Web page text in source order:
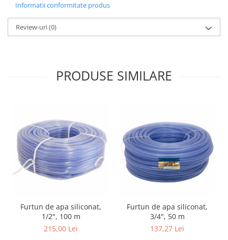
Corturi, Prelate si plase de
umbrire
Lopeti zapada
Zdrobitoare electrice
Masini de cusut si accesorii
Articole antidaunatori gradina
Sere si solarii
Suflante si aspiratoare exterior
Unelte altoit
Folie si plase pt plante
Informatii conformitate produs
Review-uri(0)
PRODUSE SIMILARE
Furtun de apa siliconat,
1/2", 100 m
215,00 Lei
Furtun de apa siliconat,
3/4", 50 m
137,27 Lei